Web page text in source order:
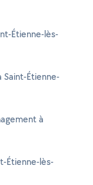
Étienne-lès-
Saint-Étienne-
à
Étienne-lès-